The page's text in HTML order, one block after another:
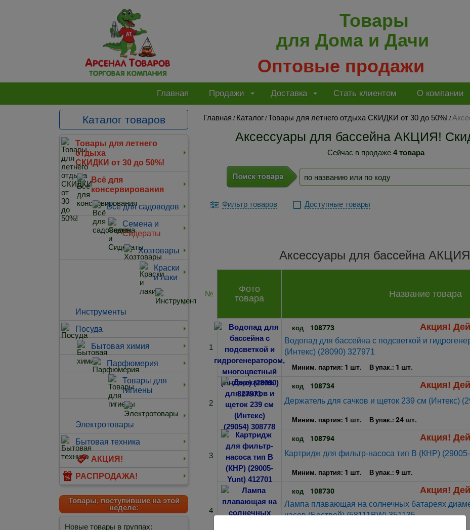
Товары
для Дома и Дачи
Оптовые продажи
Главная Продажи Доставка Стать клиентом О компании
Каталог товаров
Товары для летнего
отдыха
СКИДКИ от 30 до 50%!
Всё для
консервирования
Всё для садоводов
Семена и
Сидераты
Хозтовары
Краски
и лаки
Инструменты
Посуда
Бытовая химия
Парфюмерия
Товары для
гигиены
Электротовары
Бытовая техника
АКЦИЯ!
РАСПРОДАЖА!
Товары, поступившие на этой
неделе:
Новые товары в группах:
Главная / Каталог /Товары для летнего отдыха СКИДКИ от 30 до 50%! /
Аксессуары для бассейна АКЦИЯ!
Сейчас в продаже4 товара
Фильтр товаров Доступные товары
Аксессуары для бассейна
№
Фото
товара
Название товара
1
код 108773 Акция!
Водопад для бассейна с подсветкой и
(Интекс) (28090) 327971
Миним. партия: 1 шт. В упак.: 1 шт.
2
код 108734 Акция!
Держатель для сачков и щеток 239 см (Интекс)
Миним. партия: 1 шт. В упак.: 24 шт.
3
код 108794 Акция!
Картридж для фильтр-насоса тип B (КНР)
Миним. партия: 1 шт. В упак.: 9 шт.
4
код 108730 Акция!
Лампа плавающая на солнечных батареях
часов (Бествей) (58111BW) 351135